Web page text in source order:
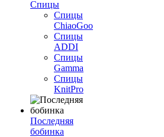
Спицы
Спицы
ChiaoGoo
Спицы
ADDI
Спицы
Gamma
Спицы
KnitPro
Последняя
бобинка